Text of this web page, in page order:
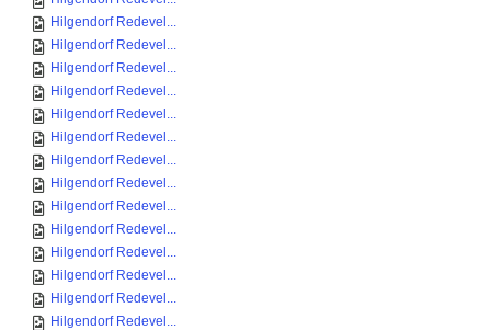
Hilgendorf Redevel...
Hilgendorf Redevel...
Hilgendorf Redevel...
Hilgendorf Redevel...
Hilgendorf Redevel...
Hilgendorf Redevel...
Hilgendorf Redevel...
Hilgendorf Redevel...
Hilgendorf Redevel...
Hilgendorf Redevel...
Hilgendorf Redevel...
Hilgendorf Redevel...
Hilgendorf Redevel...
Hilgendorf Redevel...